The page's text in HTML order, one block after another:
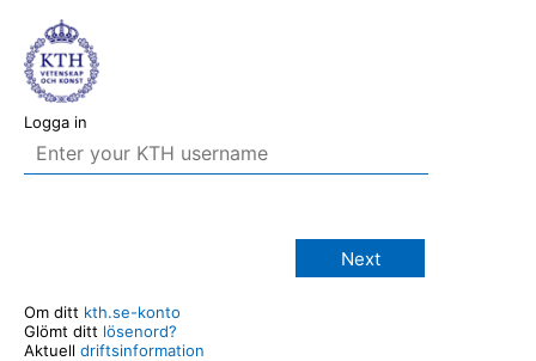
Logga in
Next
Om ditt kth.se-konto
Glömt ditt lösenord?
Aktuell driftsinformation